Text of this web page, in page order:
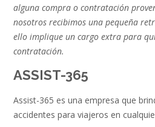
alguna compra o contratación
nosotros recibimos una pequeña
ello implique un cargo extra para
contratación.
ASSIST-365
Assist-365 es una empresa que
accidentes para viajeros en